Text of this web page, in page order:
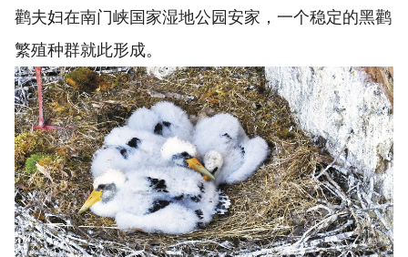
鹳夫妇在南门峡国家湿地公园安家，一个稳定的黑鹳
繁殖种群就此形成。